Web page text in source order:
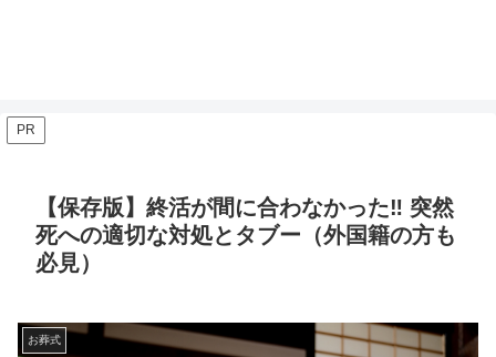
PR
【保存版】終活が間に合わなかった‼ 突然
死への適切な対処とタブー（外国籍の方も
必見）
お葬式